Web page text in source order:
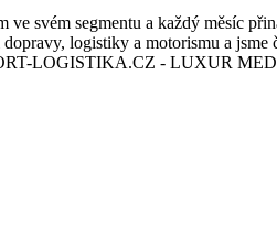
svém segmentu a každý měsíc
logistiky a motorismu a
LOGISTIKA.CZ - LUXUR